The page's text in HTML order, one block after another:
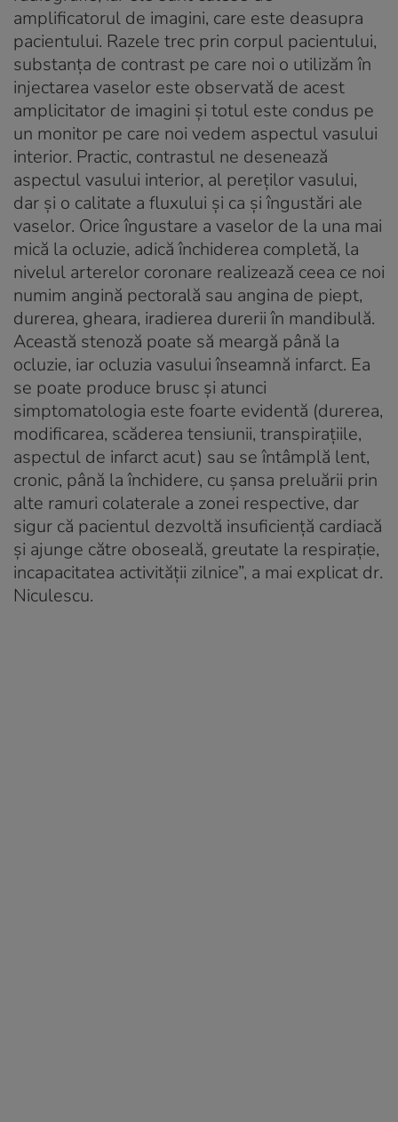
amplificatorul de imagini, care este deasupra
pacientului. Razele trec prin corpul pacientului,
substanța de contrast pe care noi o utilizăm în
injectarea vaselor este observată de acest
amplicitator de imagini și totul este condus pe
un monitor pe care noi vedem aspectul vasului
interior. Practic, contrastul ne desenează
aspectul vasului interior, al pereților vasului,
dar și o calitate a fluxului și ca și îngustări ale
vaselor. Orice îngustare a vaselor de la una mai
mică la ocluzie, adică închiderea completă, la
nivelul arterelor coronare realizează ceea ce noi
numim angină pectorală sau angina de piept,
durerea, gheara, iradierea durerii în mandibulă.
Această stenoză poate să meargă până la
ocluzie, iar ocluzia vasului înseamnă infarct. Ea
se poate produce brusc și atunci
simptomatologia este foarte evidentă (durerea,
modificarea, scăderea tensiunii, transpirațiile,
aspectul de infarct acut) sau se întâmplă lent,
cronic, până la închidere, cu șansa preluării prin
alte ramuri colaterale a zonei respective, dar
sigur că pacientul dezvoltă insuficiență cardiacă
și ajunge către oboseală, greutate la respirație,
incapacitatea activității zilnice”, a mai explicat dr.
Niculescu.